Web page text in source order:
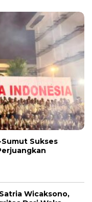
Sukses
Wicaksono,